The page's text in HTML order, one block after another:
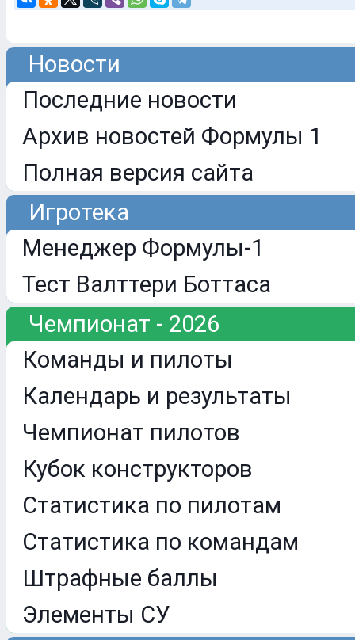
Новости
Последние новости
Архив новостей Формулы 1
Полная версия сайта
Игротека
Менеджер Формулы-1
Тест Валттери Боттаса
Чемпионат - 2026
Команды и пилоты
Календарь и результаты
Чемпионат пилотов
Кубок конструкторов
Статистика по пилотам
Статистика по командам
Штрафные баллы
Элементы СУ